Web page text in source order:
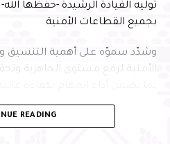
توليه القيادة الرشيدة -حفظها
بجميع القطاعات الأمنية
وشدّد سموّه على أهمية التنسيق
الأمنية لرفع مستوى الجاهزية
ركيزة أساسية لتعزيز بيئة الأعمال
المحافظة، بما يسهم في التنمية
READING